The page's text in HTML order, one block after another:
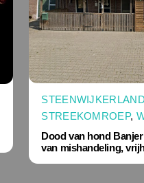
STREEKOMROEP,
Dood van hond
van mishandeling,